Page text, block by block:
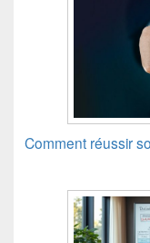
Comment réussir